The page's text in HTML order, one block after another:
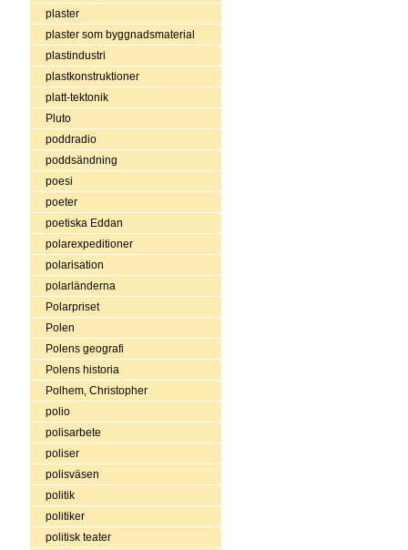
plaster
plaster som byggnadsmaterial
plastindustri
plastkonstruktioner
platt-tektonik
Pluto
poddradio
poddsändning
poesi
poeter
poetiska Eddan
polarexpeditioner
polarisation
polarländerna
Polarpriset
Polen
Polens geografi
Polens historia
Polhem, Christopher
polio
polisarbete
poliser
polisväsen
politik
politiker
politisk teater